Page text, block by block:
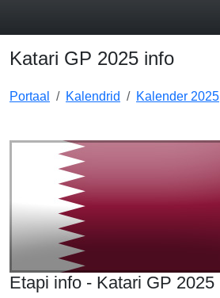
Katari GP 2025 info
Portaal Kalendrid Kalender 2025
Etapi info - Katari GP 2025